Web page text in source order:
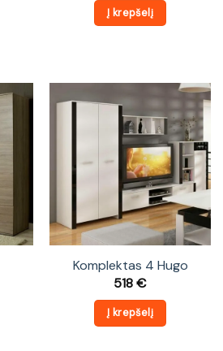
Į krepšelį
Komplektas 4 Hugo
518€
Į krepšelį